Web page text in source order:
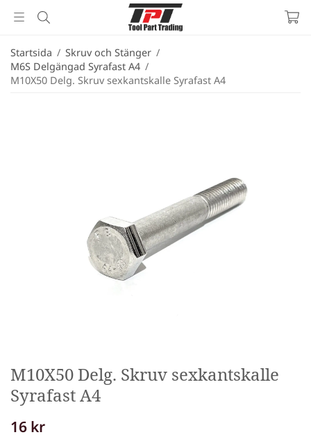
Startsida / Skruv och Stänger /
M6S Delgängad Syrafast A4 /
M10X50 Delg. Skruv sexkantskalle Syrafast A4
M10X50 Delg. Skruv sexkantskalle
Syrafast A4
16 kr